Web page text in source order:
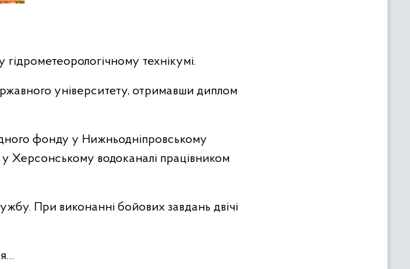
технікумі.
університету, отримавши диплом
фонду у Нижньодніпровському
Херсонському водоканалі працівником
При виконанні бойових завдань двічі